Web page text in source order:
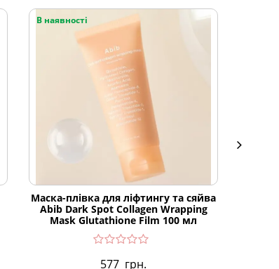
В наявності
Маска-плівка для ліфтингу та сяйва
Abib Dark Spot Collagen Wrapping
Mask Glutathione Film 100 мл
577 грн.